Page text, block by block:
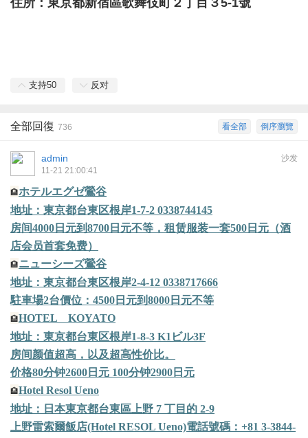
住所：東京都新宿區歌舞伎町２丁目３5-1號
支持50 反对
倒序瀏覽
看全部
全部回復 736
沙发
admin
11-21 21:00:41
🏨ホテルエグゼ鶯谷
地址：東京都台東区根岸1-7-2 0338744145
房间4000 日元到8700 日元不等，租赁服装一套500 日元（酒
店会员首套免费）
🏨ニューシーズ鶯谷
地址：東京都台東区根岸2-4-12 0338717666
駐車場2台價位： 4500 日元到8000 日元不等
🏨HOTEL
KOYATO
地址：東京都台東区根岸1-8-3 K1 ビル3F
房间颜值超高，以及超高性价比。
价格80分钟2600 日元 100分钟2900 日元
🏨Hotel Resol Ueno
地址：日本東京都台東區上野 7 丁目的 2-9
上野雷索爾飯店(Hotel RESOL Ueno)電話號碼： +81 3-3844-